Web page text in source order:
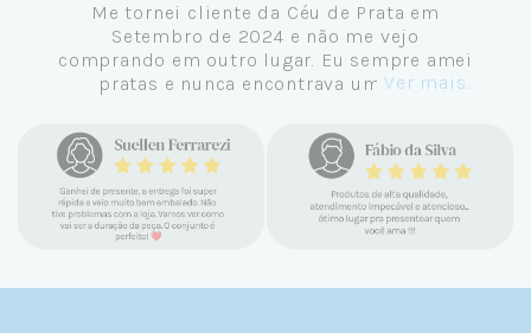
Me tornei cliente da Céu de Prata em
Setembro de 2024 e não me vejo
comprando em outro lugar. Eu sempre amei
pratas e nunca encontrava uma loja
encontrar a Céu. Atendimento
personalizado, verdadeiras jóias prata 925,
mimos e brindes incríveis. Virei cliente fiel
e amo demais as pratas que são lindas, tem
um brilho incrível e preço super justo. Fora
Ver mais...